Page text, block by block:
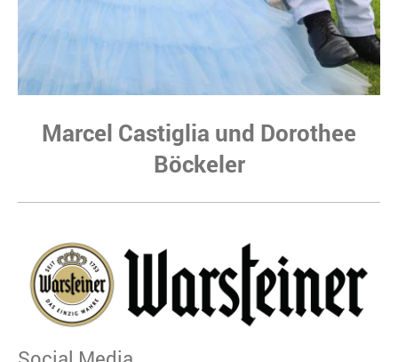
Marcel Castiglia und Dorothee
Böckeler